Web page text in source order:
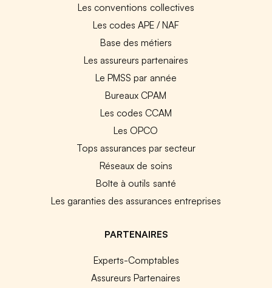
Les conventions collectives
Les codes APE / NAF
Base des métiers
Les assureurs partenaires
Le PMSS par année
Bureaux CPAM
Les codes CCAM
Les OPCO
Tops assurances par secteur
Réseaux de soins
Boîte à outils santé
Les garanties des assurances entreprises
PARTENAIRES
Experts-Comptables
Assureurs Partenaires